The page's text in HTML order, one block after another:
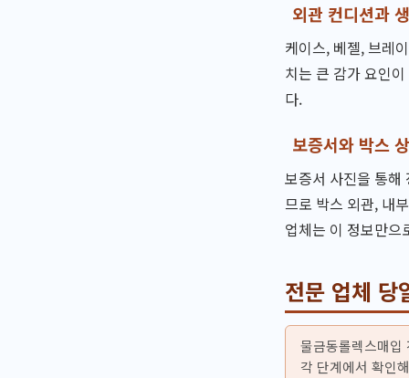
외관 컨디션과
케이스, 베젤, 브레
치는 큰 감가 요인
다.
보증서와 박스
보증서 사진을 통해
므로 박스 외관, 내
업체는 이 정보만
전문 업체 당
물금동롤렉스매입
각 단계에서 확인